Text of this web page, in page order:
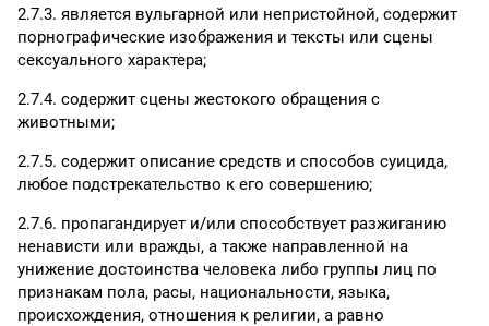
2.7.3. является вульгарной или непристойной, содержит
порнографические изображения и тексты или сцены
сексуального характера;
2.7.4. содержит сцены жестокого обращения с
животными;
2.7.5. содержит описание средств и способов суицида,
любое подстрекательство к его совершению;
2.7.6. пропагандирует и/или способствует разжиганию
ненависти или вражды, а также направленной на
унижение достоинства человека либо группы лиц по
признакам пола, расы, национальности, языка,
происхождения, отношения к религии, а равно